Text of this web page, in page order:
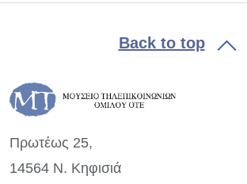
Back to top
Πρωτέως 25,
14564 Ν. Κηφισιά